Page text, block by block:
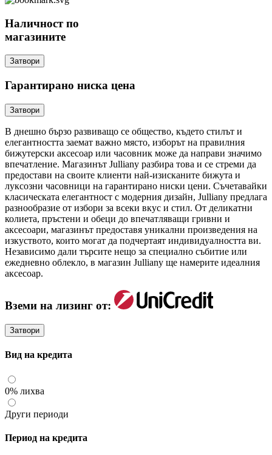
Наличност по
магазините
Затвори
Гарантирано ниска цена
Затвори
В днешно бързо развиващо се общество, където стилът и
елегантността заемат важно място, изборът на правилния
бижутерски аксесоар или часовник може да направи значимо
впечатление. Магазинът Julliany разбира това и се стреми да
предостави на своите клиенти най-изисканите бижута и
луксозни часовници на гарантирано ниски цени. Съчетавайки
класическата елегантност с модерния дизайн, Julliany предлага
разнообразие от избори за всеки вкус и стил. От деликатни
колиета, пръстени и обеци до впечатляващи гривни и
аксесоари, магазинът предоставя уникални произведения на
изкуството, които могат да подчертаят индивидуалността ви.
Независимо дали търсите нещо за специално събитие или
ежедневно облекло, в магазин Julliany ще намерите идеалния
аксесоар.
Вземи на лизинг от:
Затвори
Вид на кредита
0% лихва
Други периоди
Период на кредита